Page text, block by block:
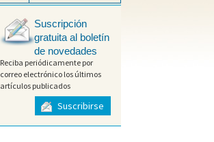
Suscripción
gratuita al boletín
de novedades
Reciba periódicamente por
correo electrónico los últimos
artículos publicados
Suscribirse